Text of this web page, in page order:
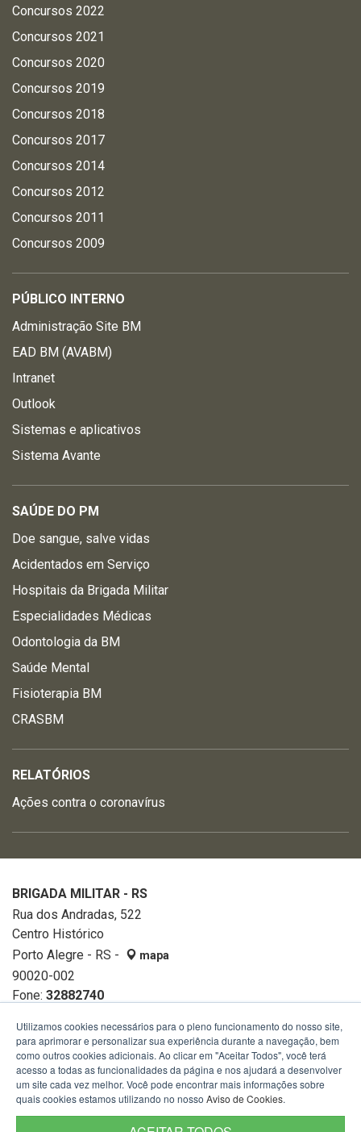
Concursos 2022
Concursos 2021
Concursos 2020
Concursos 2019
Concursos 2018
Concursos 2017
Concursos 2014
Concursos 2012
Concursos 2011
Concursos 2009
PÚBLICO INTERNO
Administração Site BM
EAD BM (AVABM)
Intranet
Outlook
Sistemas e aplicativos
Sistema Avante
SAÚDE DO PM
Doe sangue, salve vidas
Acidentados em Serviço
Hospitais da Brigada Militar
Especialidades Médicas
Odontologia da BM
Saúde Mental
Fisioterapia BM
CRASBM
RELATÓRIOS
Ações contra o coronavírus
BRIGADA MILITAR - RS
Rua dos Andradas, 522
Centro Histórico
Porto Alegre - RS -
mapa
90020-002
Fone: 32882740
Utilizamos cookies necessários para o pleno funcionamento do nosso site,
para aprimorar e personalizar sua experiência durante a navegação, bem
como outros cookies adicionais. Ao clicar em "Aceitar Todos", você terá
acesso a todas as funcionalidades da página e nos ajudará a desenvolver
um site cada vez melhor. Você pode encontrar mais informações sobre
quais cookies estamos utilizando no nosso Aviso de Cookies.